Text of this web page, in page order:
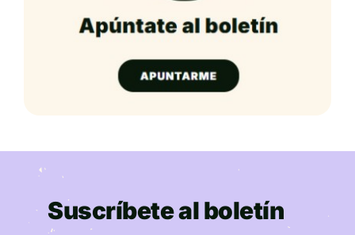
Suscríbete al boletín